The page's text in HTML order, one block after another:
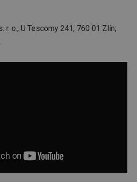
r. o., U Tescomy 241, 760 01 Zlín;